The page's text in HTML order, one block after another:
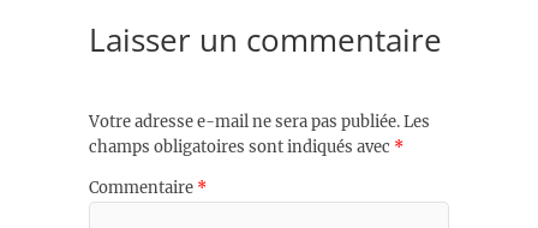
Laisser un commentaire
Votre adresse e-mail ne sera pas publiée.Les
champs obligatoires sont indiqués avec *
Commentaire *